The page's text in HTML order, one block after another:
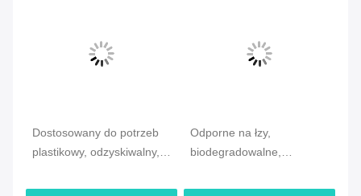
Dostosowany do potrzeb
plastikowy, odzyskiwalny,
mailer z powłoką odporną
Odporne na łzy,
biodegradowalne,
0,05 0,06 0,07 mm